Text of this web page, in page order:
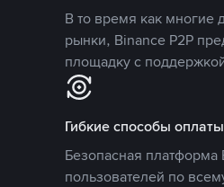
В то время как многие
рынки, Binance P2P
площадку с
Гибкие способы оплаты
Безопасная
пользователей по